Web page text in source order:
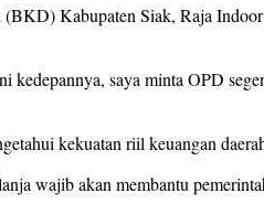
Kabupaten Siak, Raja
kedepannya, saya minta OPD
kekuatan riil keuangan
wajib akan membantu